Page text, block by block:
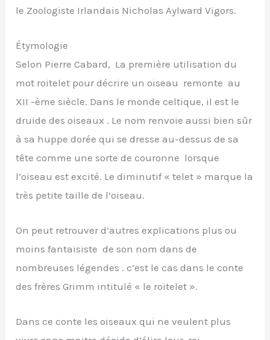
le Zoologiste Irlandais Nicholas Aylward Vigors.
Étymologie
Selon Pierre Cabard, La première utilisation du
mot roitelet pour décrire un oiseau remonte au
XII -ème siècle. Dans le monde celtique, il est le
druide des oiseaux . Le nom renvoie aussi bien sûr
à sa huppe dorée qui se dresse au-dessus de sa
tête comme une sorte de couronne lorsque
l’oiseau est excité. Le diminutif « telet » marque la
très petite taille de l’oiseau.
On peut retrouver d’autres explications plus ou
moins fantaisiste de son nom dans de
nombreuses légendes . c’est le cas dans le conte
des frères Grimm intitulé « le roitelet ».
Dans ce conte les oiseaux qui ne veulent plus